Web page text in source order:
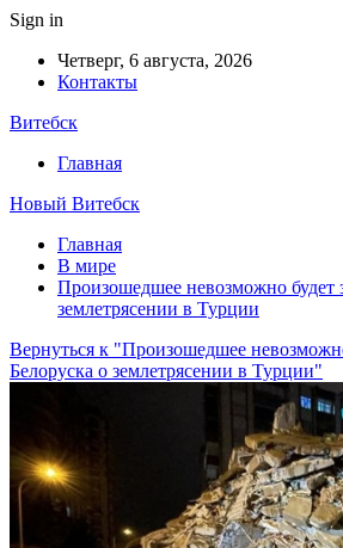
Sign in
Четверг, 6 августа, 2026
Контакты
Витебск
Главная
Новый Витебск
Главная
В мире
Произошедшее невозможно будет
землетрясении в Турции
Вернуться к "Произошедшее
Белоруска о землетрясении в Турции"